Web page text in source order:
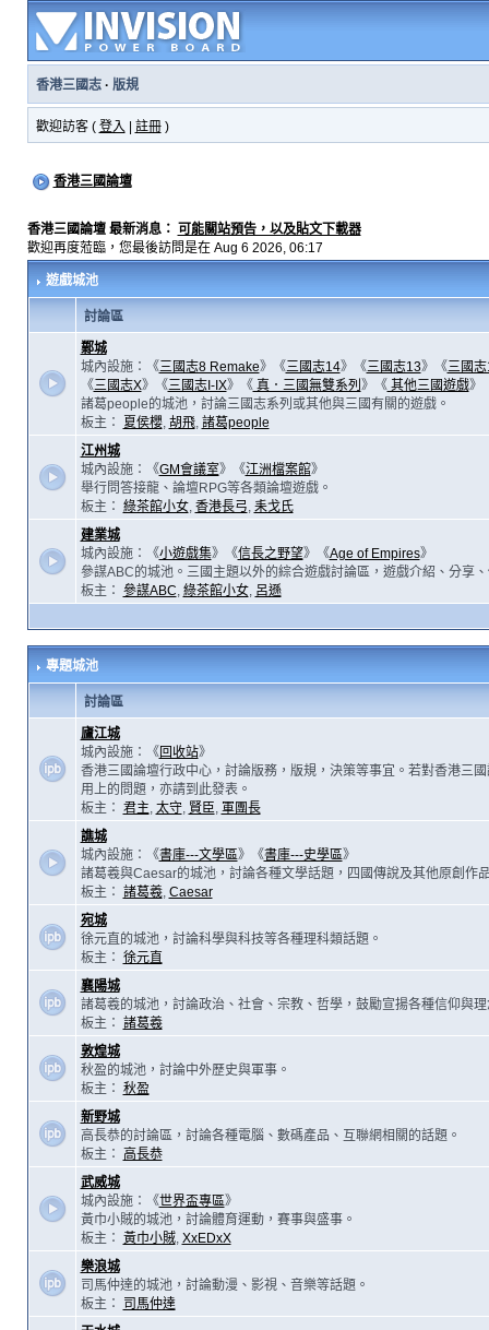
香港三國志· 版規
歡迎訪客 ( 登入 註冊)
香港三國論壇
香港三國論壇 最新消息： 可能關站預告，以及貼文下載器
歡迎再度蒞臨，您最後訪問是在 Aug 6 2026, 06:17
遊戲城池
討論區
鄴城
城內設施：《三國志8 Remake》《三國志14》《三國志13》《三國
《三國志X》《三國志I-IX》《真．三國無雙系列 》《其他三國遊戲》
諸葛people的城池，討論三國志系列或其他與三國有關的遊戲。
板主：
夏侯櫻, 胡飛, 諸葛people
江州城
城內設施：《GM會議室》《江洲檔案館》
舉行問答接龍、論壇RPG等各類論壇遊戲。
板主： 綠茶館小女, 香港長弓, 耒戈氏
建業城
城內設施：《小遊戲集》《信長之野望》《Age of Empires》
參謀ABC的城池。三國主題以外的綜合遊戲討論區，遊戲介紹、分享
板主： 參謀ABC, 綠茶館小女, 呂遜
專題城池
討論區
廬江城
城內設施：《回收站》
香港三國論壇行政中心，討論版務，版規，決策等事宜。若對香港三
用上的問題，亦請到此發表。
板主： 君主, 太守, 賢臣, 軍團長
譙城
城內設施：《書庫---文學區》《書庫---史學區》
諸葛羲與Caesar的城池，討論各種文學話題，四國傳說及其他原創作
板主： 諸葛羲, Caesar
宛城
徐元直的城池，討論科學與科技等各種理科類話題。
板主： 徐元直
襄陽城
諸葛羲的城池，討論政治、社會、宗教、哲學，鼓勵宣揚各種信仰與理
板主： 諸葛羲
敦煌城
秋盈的城池，討論中外歷史與軍事。
板主： 秋盈
新野城
高長恭的討論區，討論各種電腦、數碼產品、互聯網相關的話題。
板主：
高長恭
武威城
城內設施：《世界盃專區》
黃巾小賊的城池，討論體育運動，賽事與盛事。
板主： 黃巾小賊, XxEDxX
樂浪城
司馬仲達的城池，討論動漫、影視、音樂等話題。
板主：
司馬仲達